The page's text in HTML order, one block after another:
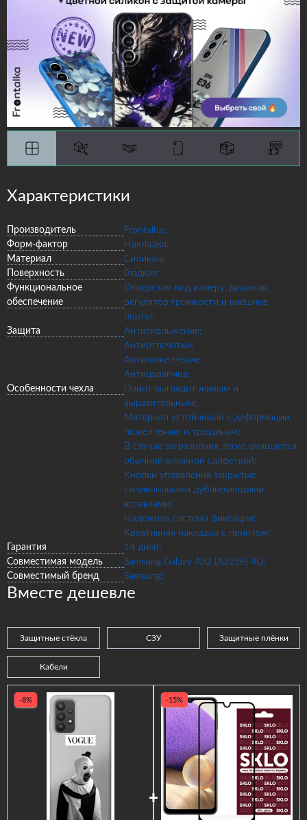
Характеристики
Производитель
Frontalka;
Форм-фактор
Накладка;
Материал
Силикон;
Поверхность
Гладкая;
Функциональное
обеспечение
Отверстия под камеру, динамик,
регулятор громкости и внешние
порты;
Защита
Антискольжение;
Антиотпечатки;
Антипожелтение;
Антицарапина;
Особенности чехла
Принт выглядит живым и
выразительным;
Материал устойчивый к деформации,
пожелтению и трещинам;
В случае загрязнения легко очищается
обычной влажной салфеткой;
Кнопки управления закрытые
силиконовыми дублирующими
вставками;
Надежная система фиксации;
Креативная накладка с принтом;
Гарантия
14 дней;
Совместимая модель
Samsung Galaxy A32 (A325F) 4G;
Совместимый бренд
Samsung;
Вместе дешевле
Защитные стёкла СЗУ Защитные плёнки
Кабели
-8% -15%